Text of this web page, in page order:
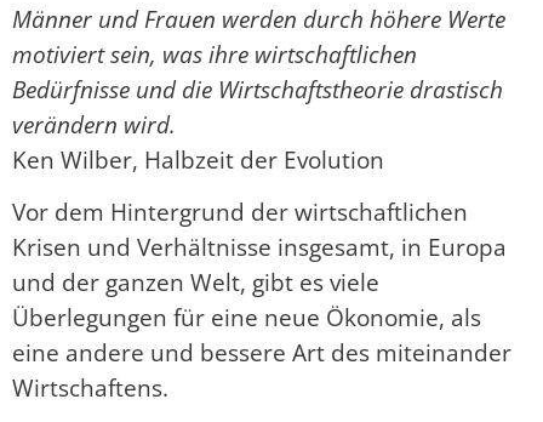
Männer und Frauen werden durch höhere Werte
motiviert sein, was ihre wirtschaftlichen
Bedürfnisse und die Wirtschaftstheorie drastisch
verändern wird.
Ken Wilber, Halbzeit der Evolution
Vor dem Hintergrund der wirtschaftlichen
Krisen und Verhältnisse insgesamt, in Europa
und der ganzen Welt, gibt es viele
Überlegungen für eine neue Ökonomie, als
eine andere und bessere Art des miteinander
Wirtschaftens.